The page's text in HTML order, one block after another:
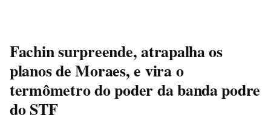
Fachin surpreende, atrapalha os
planos de Moraes, e vira o
termômetro do poder da banda podre
do STF